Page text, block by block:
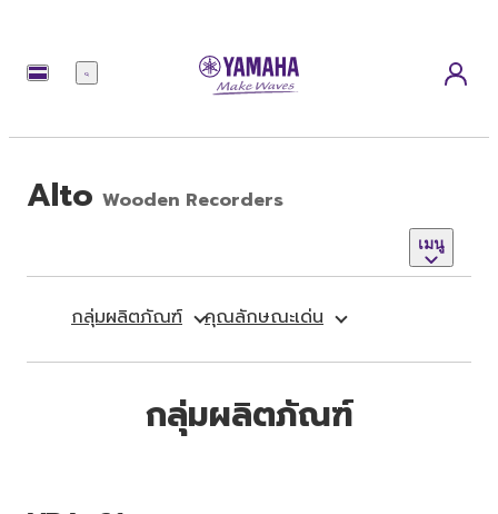
เมนู
Alto Wooden Recorders
เมนู
กลุ่มผลิตภัณฑ์ คุณลักษณะเด่น
กลุ่มผลิตภัณฑ์